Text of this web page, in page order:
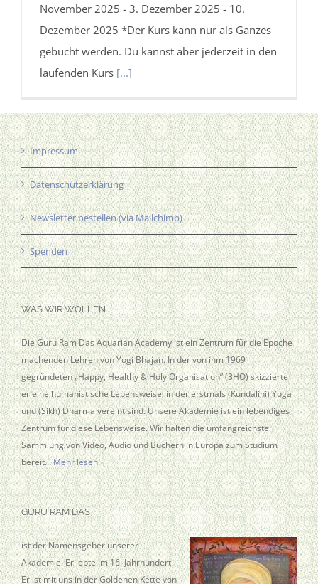
November 2025 - 3. Dezember 2025 - 10.
Dezember 2025 *Der Kurs kann nur als Ganzes
gebucht werden. Du kannst aber jederzeit in den
laufenden Kurs [...]
Impressum
Datenschutzerklärung
Newsletter bestellen (via Mailchimp)
Spenden
WAS WIR WOLLEN
Die Guru Ram Das Aquarian Academy ist ein Zentrum für die Epoche
machenden Lehren von Yogi Bhajan. In der von ihm 1969
gegründeten „Happy, Healthy & Holy Organisation” (3HO) skizzierte
er eine humanistische Lebensweise, in der erstmals (Kundalini) Yoga
und (Sikh) Dharma vereint sind. Unsere Akademie ist ein lebendiges
Zentrum für diese Lebensweise. Wir halten die umfangreichste
Sammlung von Video, Audio und Büchern in Europa zum Studium
bereit…Mehr lesen!
GURU RAM DAS
ist der Namensgeber unserer
Akademie. Er lebte im 16. Jahrhundert.
Er ist mit uns in der Goldenen Kette von